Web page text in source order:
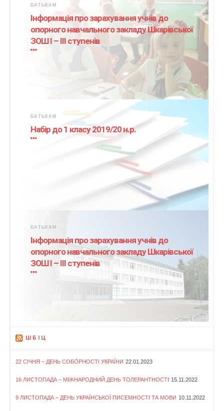
БАТЬКАМ
Інформація про зарахування учнів до
опорного навчального закладу Шкарівської
ЗОШ І – ІІІ ступенів
БАТЬКАМ
Набір до 1 класу 2019/20 н.р.
БАТЬКАМ
Інформація про зарахування учнів до
опорного навчального закладу Шкарівської
ЗОШ І – ІІІ ступенів
ШБІЦ
22 СІЧНЯ – ДЕНЬ СОБО́РНОСТІ УКРАЇНИ 22.01.2023
16 ЛИСТОПАДА – МІЖНАРОДНИЙ ДЕНЬ ТОЛЕРАНТНОСТІ 15.11.2022
9 ЛИСТОПАДА – ДЕНЬ УКРАЇНСЬКОЇ ПИСЕМНОСТІ ТА МОВИ 10.11.2022